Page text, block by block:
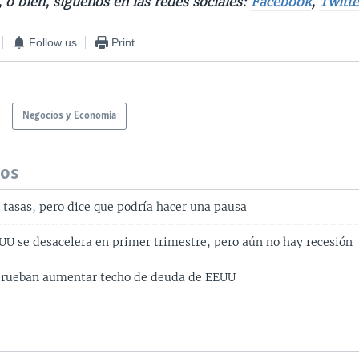
Follow us Print
Negocios y Economía
pero dice que podría hacer una pausa
se desacelera en primer trimestre, pero aún no hay recesión
aumentar techo de deuda de EEUU